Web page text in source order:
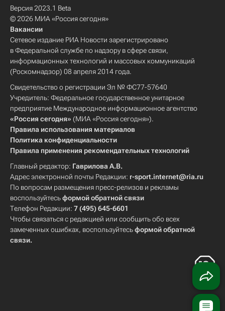
Версия 2023.1 Beta
© 2026 МИА «Россия сегодня»
Вакансии
Сетевое издание РИА Новости зарегистрировано
в Федеральной службе по надзору в сфере связи,
информационных технологий и массовых коммуникаций
(Роскомнадзор) 08 апреля 2014 года.
Свидетельство о регистрации Эл № ФС77-57640
Учредитель: Федеральное государственное унитарное
предприятие Международное информационное агентство
«Россия сегодня» (МИА «Россия сегодня»).
Правила использования материалов
Политика конфиденциальности
Правила применения рекомендательных технологий
Главный редактор: Гаврилова А.В.
Адрес электронной почты Редакции: r-sport.internet@ria.ru
По вопросам размещения пресс-релизов и рекламы
воспользуйтесьформой обратной связи
Телефон Редакции: 7 (495) 645-6601
Чтобы связаться с редакцией или сообщить обо всех
замеченных ошибках, воспользуйтесьформой обратной
связи.